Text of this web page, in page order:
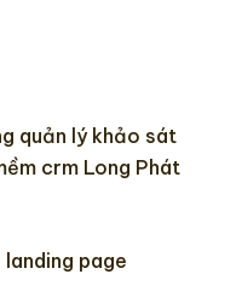
quản lý khảo sát
crm Long Phát
page